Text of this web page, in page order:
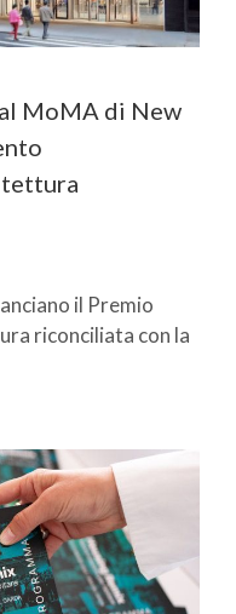
MoMA di New
il Premio
riconciliata con la